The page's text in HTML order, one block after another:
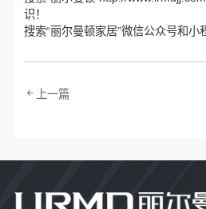
识！
搜索“丽尔曼顿家居”微信公众号和小
上一篇